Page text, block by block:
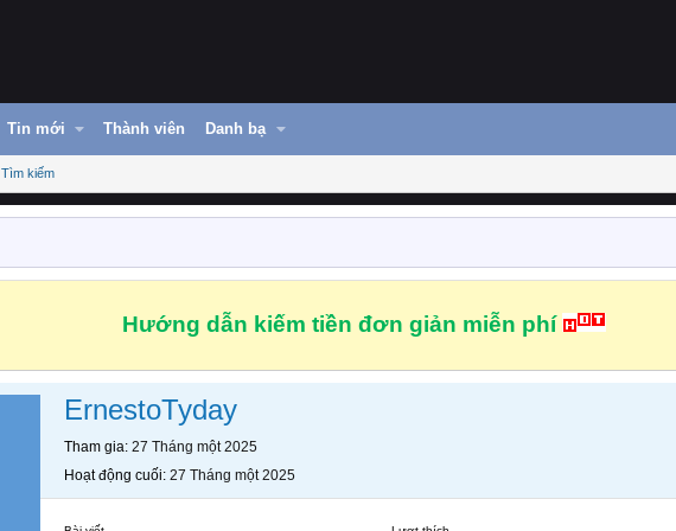
Tin mới Thành viên Danh bạ
Tìm kiếm
Hướng dẫn kiếm tiền đơn giản miễn phí
ErnestoTyday
Tham gia 27 Tháng một 2025
Hoạt động cuối 27 Tháng một 2025